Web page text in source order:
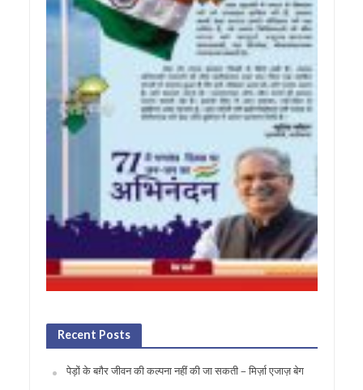
Recent Posts
पेड़ों के बग़ैर जीवन की कल्पना नहीं की जा सकती – मिर्ज़ा एजाज़ बेग